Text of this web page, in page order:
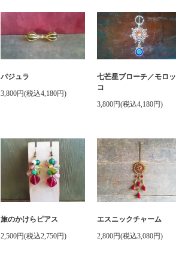
バジュラ
3,800円(税込4,180円)
七芒星ブローチ／モロッ
コ
3,800円(税込4,180円)
旅のかけらピアス
2,500円(税込2,750円)
エスニックチャーム
2,800円(税込3,080円)